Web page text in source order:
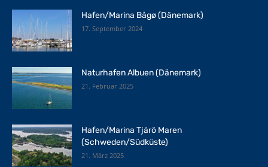
Hafen/Marina Bågø (Dänemark)
17. September 2024
Naturhafen Albuen (Dänemark)
21. Februar 2025
Hafen/Marina Tjärö Maren
(Schweden/Südküste)
21. März 2025